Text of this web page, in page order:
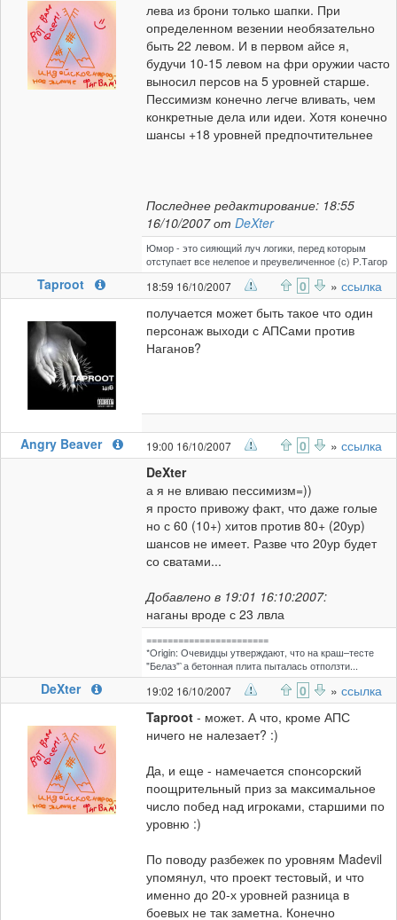
лева из брони только шапки. При
определенном везении необязательно
быть 22 левом. И в первом айсе я,
будучи 10-15 левом на фри оружии часто
выносил персов на 5 уровней старше.
Пессимизм конечно легче вливать, чем
конкретные дела или идеи. Хотя конечно
шансы +18 уровней предпочтительнее
Последнее редактирование: 18:55
16/10/2007 от DeXter
Юмор - это сияющий луч логики, перед которым
отступает все нелепое и преувеличенное (с) Р.Тагор
Taproot 18:59 16/10/2007 0 » ссылка
получается может быть такое что один
персонаж выходи с АПСами против
Наганов?
Angry Beaver 19:00 16/10/2007 0 » ссылка
DeXter
а я не вливаю пессимизм=))
я просто привожу факт, что даже голые
но с 60 (10+) хитов против 80+ (20ур)
шансов не имеет. Разве что 20ур будет
со сватами...
Добавлено в 19:01 16:10:2007:
наганы вроде с 23 лвла
=======================
*Origin: Очевидцы утверждают, что на краш–тесте
"Белаз"`а бетонная плита пыталась отползти...
DeXter 19:02 16/10/2007 0 » ссылка
Taproot - может. А что, кроме АПС
ничего не налезает? :)
Да, и еще - намечается спонсорский
поощрительный приз за максимальное
число побед над игроками, старшими по
уровню :)
По поводу разбежек по уровням Madevil
упомянул, что проект тестовый, и что
именно до 20-х уровней разница в
боевых не так заметна. Конечно